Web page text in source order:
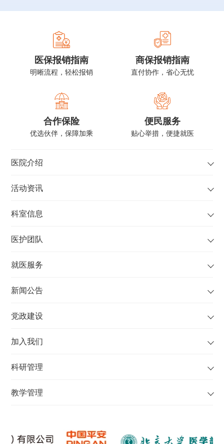
医保报销指南
明晰流程，轻松报销
商保报销指南
直付协作，省心无忧
合作保险
优选伙伴，保障加乘
便民服务
贴心举措，便捷就医
医院介绍
活动资讯
科室信息
医护团队
就医服务
新闻公告
党政建设
加入我们
科研管理
教学管理